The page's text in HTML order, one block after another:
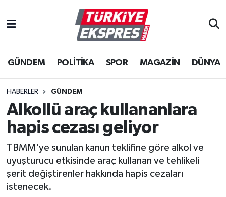
GÜNDEM POLİTİKA SPOR MAGAZİN DÜNYA
HABERLER GÜNDEM
Alkollü araç kullananlara
hapis cezası geliyor
TBMM'ye sunulan kanun teklifine göre alkol ve
uyuşturucu etkisinde araç kullanan ve tehlikeli
şerit değiştirenler hakkında hapis cezaları
istenecek.
İstanbul Nöbetçi Eczaneler
İstanbul Hava Durumu
İstanbul Namaz Vakitleri
İstanbul Trafik Yoğunluk Haritası
Tüm Manşetler
Son Dakika Haberleri